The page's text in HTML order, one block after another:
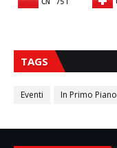
TAGS
Eventi In Primo Piano